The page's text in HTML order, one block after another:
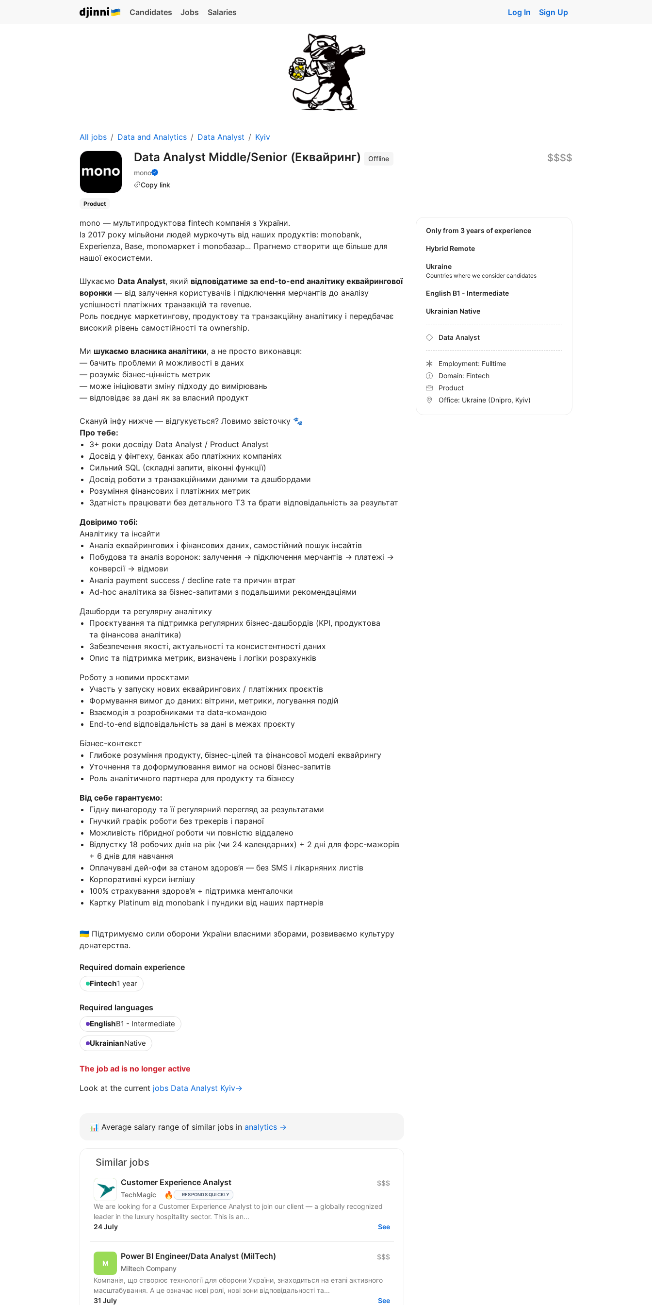
Candidates Jobs Salaries Log In Sign Up
All jobs Data and Analytics Data Analyst Kyiv
Data Analyst Middle/Senior (Еквайринг)
Offline
mono
Copy link
$$$$
Product
mono — мультипродуктова fintech компанія з України.
Із 2017 року мільйони людей муркочуть від наших продуктів: monobank,
Experienza, Base, monoмаркет і monoбазар... Прагнемо створити ще більше для
нашої екосистеми.
Шукаємо Data Analyst, який відповідатиме за end-to-end аналітику еквайрингової
воронки — від залучення користувачів і підключення мерчантів до аналізу
успішності платіжних транзакцій та revenue.
Роль поєднує маркетингову, продуктову та транзакційну аналітику і передбачає
високий рівень самостійності та ownership.
Ми шукаємо власника аналітики, а не просто виконавця:
— бачить проблеми й можливості в даних
— розуміє бізнес-цінність метрик
— може ініціювати зміну підходу до вимірювань
— відповідає за дані як за власний продукт
Скануй інфу нижче — відгукується? Ловимо звісточку 🐾
Про тебе:
3+ роки досвіду Data Analyst / Product Analyst
Досвід у фінтеху, банках або платіжних компаніях
Сильний SQL (складні запити, віконні функції)
Досвід роботи з транзакційними даними та дашбордами
Розуміння фінансових і платіжних метрик
Здатність працювати без детального ТЗ та брати відповідальність за результат
Довіримо тобі:
Аналітику та інсайти
Аналіз еквайрингових і фінансових даних, самостійний пошук інсайтів
Побудова та аналіз воронок: залучення → підключення мерчантів → платежі →
конверсії → відмови
Аналіз payment success / decline rate та причин втрат
Ad-hoc аналітика за бізнес-запитами з подальшими рекомендаціями
Дашборди та регулярну аналітику
Проєктування та підтримка регулярних бізнес-дашбордів (KPI, продуктова
та фінансова аналітика)
Забезпечення якості, актуальності та консистентності даних
Опис та підтримка метрик, визначень і логіки розрахунків
Роботу з новими проєктами
Участь у запуску нових еквайрингових / платіжних проєктів
Формування вимог до даних: вітрини, метрики, логування подій
Взаємодія з розробниками та data-командою
End-to-end відповідальність за дані в межах проєкту
Бізнес-контекст
Глибоке розуміння продукту, бізнес-цілей та фінансової моделі еквайрингу
Уточнення та доформулювання вимог на основі бізнес-запитів
Роль аналітичного партнера для продукту та бізнесу
Від себе гарантуємо:
Гідну винагороду та її регулярний перегляд за результатами
Гнучкий графік роботи без трекерів і параної
Можливість гібридної роботи чи повністю віддалено
Відпустку 18 робочих днів на рік (чи 24 календарних) + 2 дні для форс-мажорів
+ 6 днів для навчання
Оплачувані дей-офи за станом здоров’я — без SMS і лікарняних листів
Корпоративні курси інглішу
100% страхування здоров’я + підтримка менталочки
Картку Platinum від monobank і пундики від наших партнерів
🇺🇦 Підтримуємо сили оборони України власними зборами, розвиваємо культуру
донатерства.
Required domain experience
Fintech1 year
Required languages
EnglishB1 - Intermediate
UkrainianNative
The job ad is no longer active
Look at the current jobs Data Analyst Kyiv→
Only from 3 years of experience
Hybrid Remote
Ukraine
Countries where we consider candidates
English B1 - Intermediate
Ukrainian Native
Data Analyst
Employment: Fulltime
Domain: Fintech
Product
Office: Ukraine (Dnipro, Kyiv)
📊 Average salary range of similar jobs in analytics →
Similar jobs
Customer Experience Analyst
TechMagic 🔥 RESPONDS QUICKLY
$$$
We are looking for a Customer Experience Analyst to join our client — a globally recognized
leader in the luxury hospitality sector. This is an...
24 July
See
Power BI Engineer/Data Analyst (MilTech)
Miltech Company
$$$
Компанія, що створює технології для оборони України, знаходиться на етапі активного
масштабування. А це означає нові ролі, нові зони відповідальності та...
31 July
See